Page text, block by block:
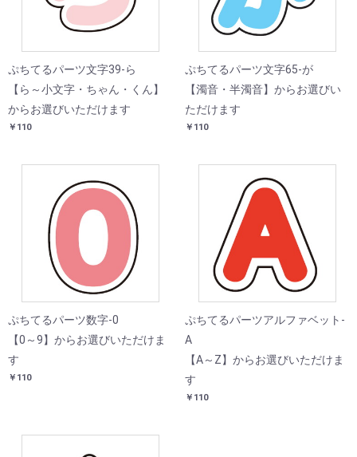
ぷちてるパーツ文字39-ら
【ら～小文字・ちゃん・くん】
からお選びいただけます
￥110
ぷちてるパーツ文字65-が
【濁音・半濁音】からお選びい
ただけます
￥110
ぷちてるパーツ数字-0
【0～9】からお選びいただけま
す
￥110
ぷちてるパーツアルファベット-
A
【A～Z】からお選びいただけま
す
￥110